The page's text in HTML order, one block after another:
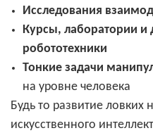
Исследования
Курсы, лаборатории и
робототехники
Тонкие задачи
на уровне человека
Будь то развитие ловких
искусственного